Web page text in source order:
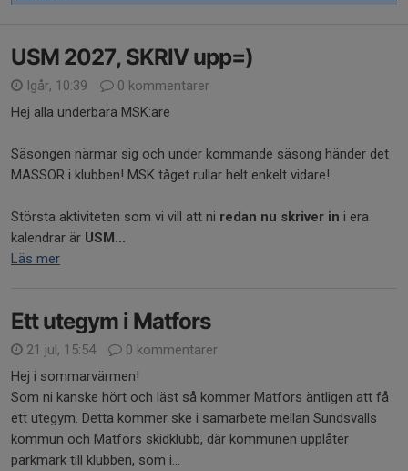
USM 2027, SKRIV upp=)
Igår, 10:39
0 kommentarer
Hej alla underbara MSK:are
Säsongen närmar sig och under kommande säsong händer det
MASSOR i klubben! MSK tåget rullar helt enkelt vidare!
Största aktiviteten som vi vill att ni redan nu skriver in i era
kalendrar är USM...
Läs mer
Ett utegym i Matfors
21 jul, 15:54
0 kommentarer
Hej i sommarvärmen!
Som ni kanske hört och läst så kommer Matfors äntligen att få
ett utegym. Detta kommer ske i samarbete mellan Sundsvalls
kommun och Matfors skidklubb, där kommunen upplåter
parkmark till klubben, som i...